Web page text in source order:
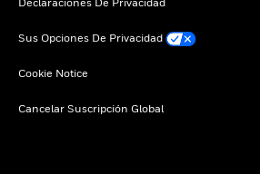
Sus Opciones De Privacidad
Cookie Notice
Cancelar Suscripción Global